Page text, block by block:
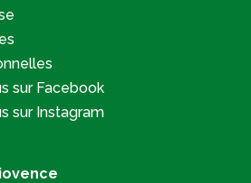
sur Facebook
sur Instagram